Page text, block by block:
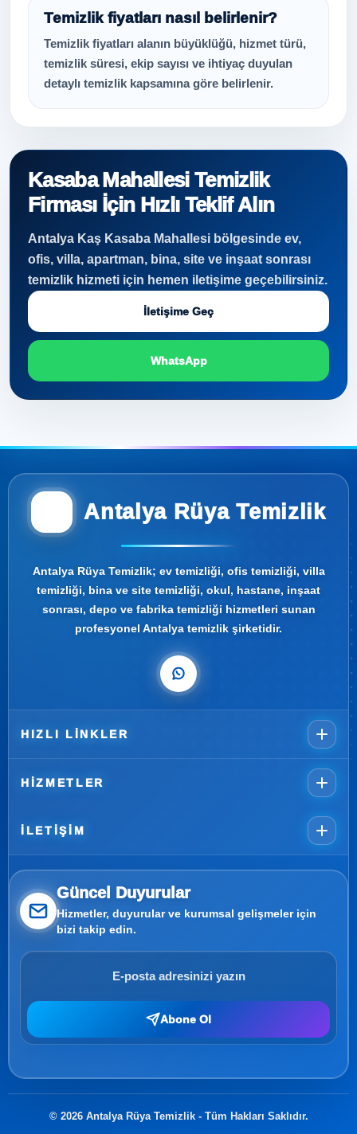
Temizlik fiyatları nasıl belirlenir?
Temizlik fiyatları alanın büyüklüğü, hizmet türü,
temizlik süresi, ekip sayısı ve ihtiyaç duyulan
detaylı temizlik kapsamına göre belirlenir.
Kasaba Mahallesi Temizlik
Firması İçin Hızlı Teklif Alın
Antalya Kaş Kasaba Mahallesi bölgesinde ev,
ofis, villa, apartman, bina, site ve inşaat sonrası
temizlik hizmeti için hemen iletişime geçebilirsiniz.
İletişime Geç
WhatsApp
Antalya Rüya Temizlik
Antalya Rüya Temizlik; ev temizliği, ofis temizliği, villa
temizliği, bina ve site temizliği, okul, hastane, inşaat
sonrası, depo ve fabrika temizliği hizmetleri sunan
profesyonel Antalya temizlik şirketidir.
HIZLI LINKLER
HIZMETLER
İLETIŞIM
Güncel Duyurular
Hizmetler, duyurular ve kurumsal gelişmeler için
bizi takip edin.
Abone Ol
© 2026 Antalya Rüya Temizlik - Tüm Hakları Saklıdır.